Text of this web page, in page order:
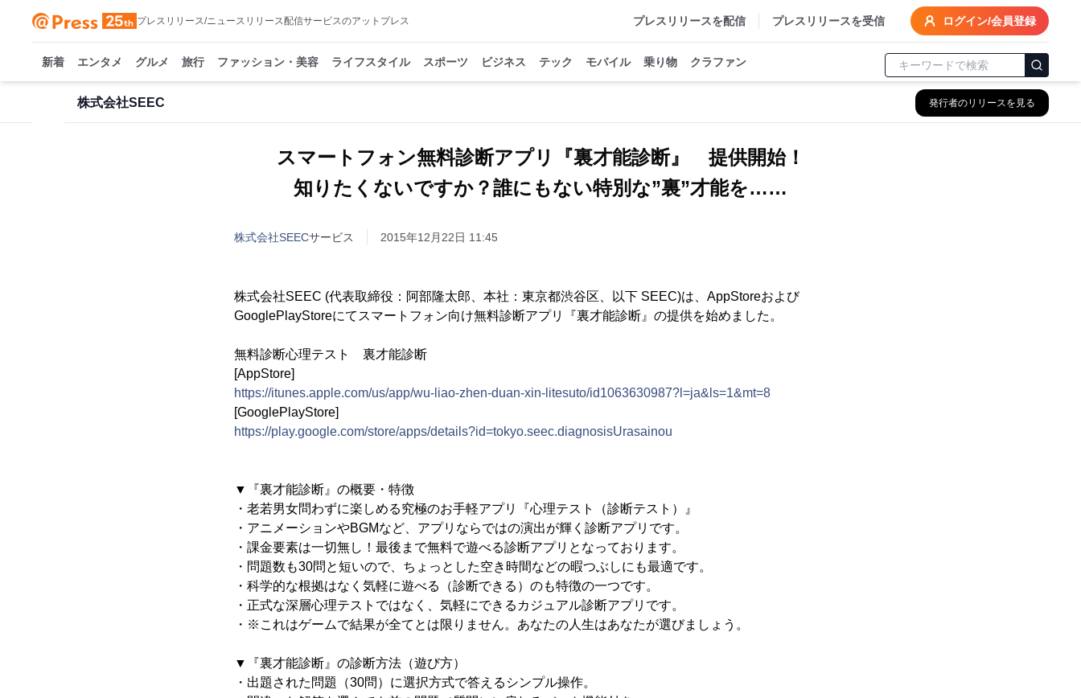
プレスリリース/ニュースリリース配信サービスのアットプレス プレスリリースを配信 プレスリリースを受信 ログイン/会員登録
新着 エンタメ グルメ 旅行 ファッション・美容 ライフスタイル スポーツ ビジネス テック モバイル 乗り物 クラファン
株式会社SEEC 発行者のリリースを見る
スマートフォン無料診断アプリ『裏才能診断』 提供開始！
知りたくないですか？誰にもない特別な”裏”才能を……
株式会社SEECサービス 2015年12月22日 11:45
株式会社SEEC (代表取締役：阿部隆太郎、本社：東京都渋谷区、以下 SEEC)は、AppStoreおよび
GooglePlayStoreにてスマートフォン向け無料診断アプリ『裏才能診断』の提供を始めました。
無料診断心理テスト 裏才能診断
[AppStore]
https://itunes.apple.com/us/app/wu-liao-zhen-duan-xin-litesuto/id1063630987?l=ja&ls=1&mt=8
[GooglePlayStore]
https://play.google.com/store/apps/details?id=tokyo.seec.diagnosisUrasainou
▼『裏才能診断』の概要・特徴
・老若男女問わずに楽しめる究極のお手軽アプリ『心理テスト（診断テスト）』
・アニメーションやBGMなど、アプリならではの演出が輝く診断アプリです。
・課金要素は一切無し！最後まで無料で遊べる診断アプリとなっております。
・問題数も30問と短いので、ちょっとした空き時間などの暇つぶしにも最適です。
・科学的な根拠はなく気軽に遊べる（診断できる）のも特徴の一つです。
・正式な深層心理テストではなく、気軽にできるカジュアル診断アプリです。
・※これはゲームで結果が全てとは限りません。あなたの人生はあなたが選びましょう。
▼『裏才能診断』の診断方法（遊び方）
・出題された問題（30問）に選択方式で答えるシンプル操作。